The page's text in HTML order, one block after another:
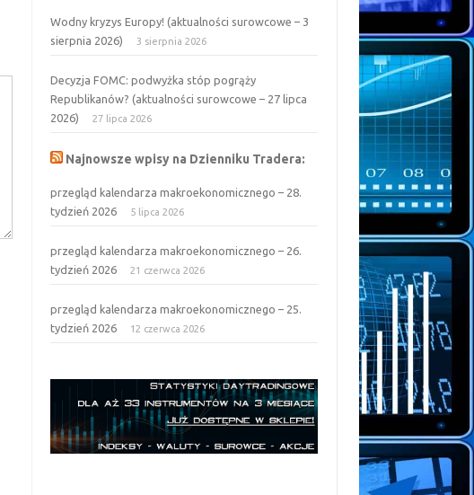
Wodny kryzys Europy! (aktualności surowcowe – 3
sierpnia 2026)
3 sierpnia 2026
Decyzja FOMC: podwyżka stóp pogrąży
Republikanów? (aktualności surowcowe – 27 lipca
2026)
27 lipca 2026
Najnowsze wpisy na Dzienniku Tradera:
przegląd kalendarza makroekonomicznego – 28.
tydzień 2026
5 lipca 2026
przegląd kalendarza makroekonomicznego – 26.
tydzień 2026
21 czerwca 2026
przegląd kalendarza makroekonomicznego – 25.
tydzień 2026
12 czerwca 2026